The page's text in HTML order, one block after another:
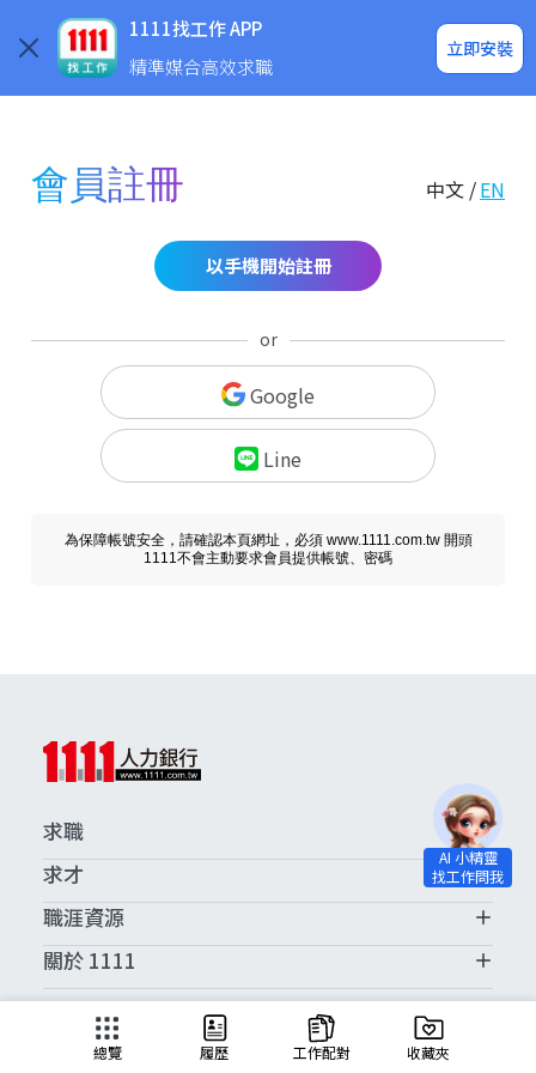
1111找工作 APP
精準媒合高效求職
立即安裝
企業求才
會員註冊 中文 /EN
以手機開始註冊
or
Google
Line
為保障帳號安全，請確認本頁網址，必須 www.1111.com.tw 開頭
1111不會主動要求會員提供帳號、密碼
求職
求才
職涯資源
關於 1111
求職服務中心
總覽 履歷 工作配對 收藏夾